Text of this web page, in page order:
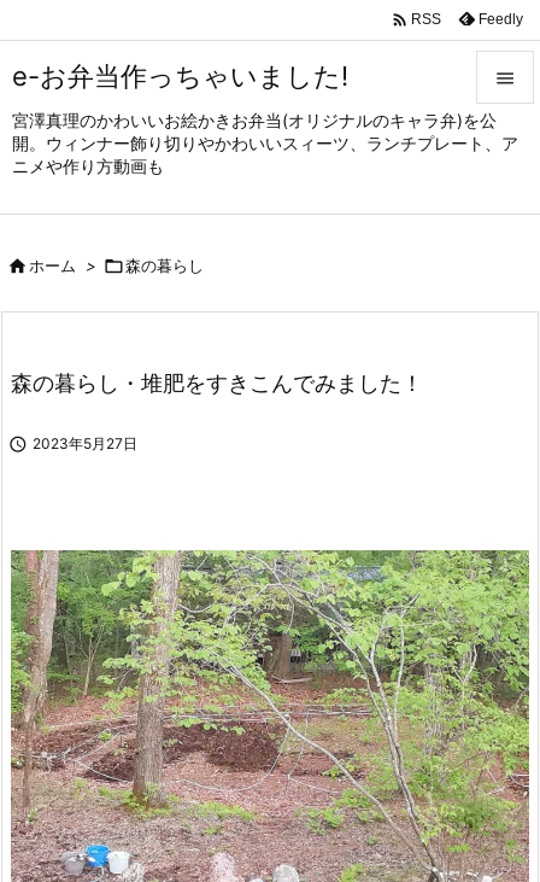
e-お弁当作っちゃいました!
宮澤真理のかわいいお絵かきお弁当(オリジナルのキャラ弁)を公
開。ウィンナー飾り切りやかわいいスィーツ、ランチプレート、ア
ニメや作り方動画も


メニュ
サイド

 RSS Feedly
ホーム > 森の暮らし
森の暮らし・堆肥をすきこんでみました！
 2023年5月27日